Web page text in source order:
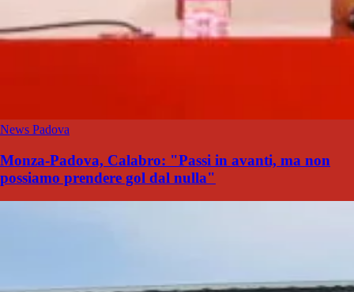
News Padova
Monza-Padova, Calabro: "Passi in avanti, ma non
possiamo prendere gol dal nulla"